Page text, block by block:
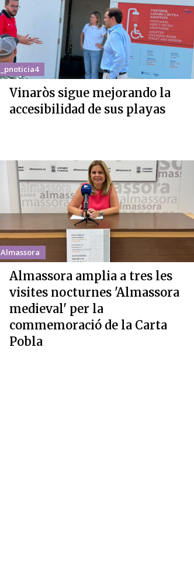
_pnoticia4
Vinaròs sigue mejorando la
accesibilidad de sus playas
Almassora
Almassora amplia a tres les
visites nocturnes 'Almassora
medieval' per la
commemoració de la Carta
Pobla